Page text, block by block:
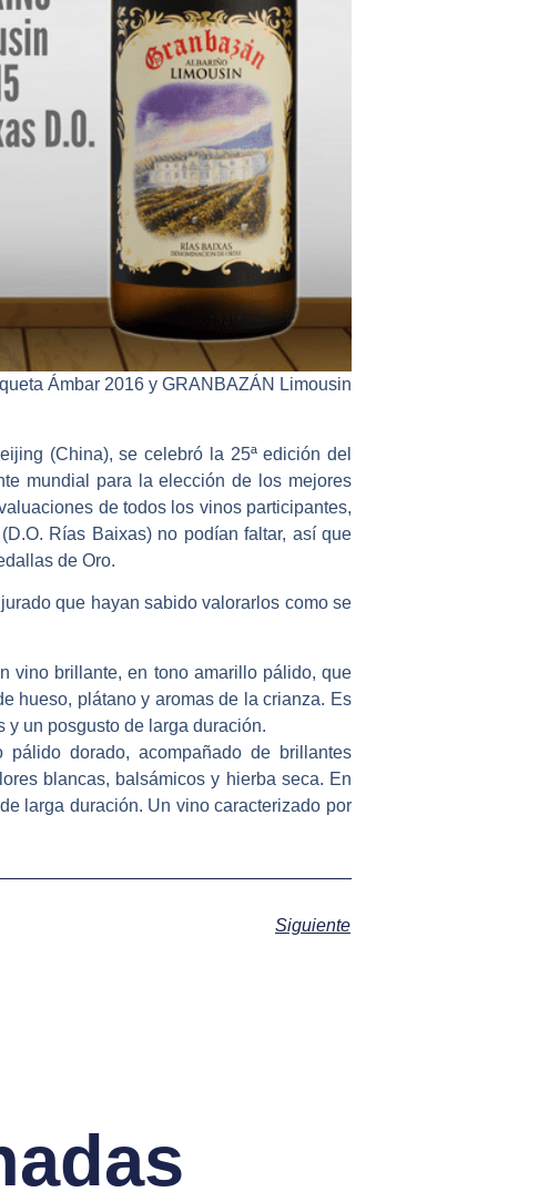
Ámbar 2016 y GRANBAZÁN Limousin
(China), se celebró la 25ª edición del
mundial para la elección de los mejores
de todos los vinos participantes,
Rías Baixas) no podían faltar, así que
de Oro.
que hayan sabido valorarlos como se
vino brillante, en tono amarillo pálido, que
hueso, plátano y aromas de la crianza. Es
y un posgusto de larga duración.
dorado, acompañado de brillantes
blancas, balsámicos y hierba seca. En
larga duración. Un vino caracterizado por
Siguiente